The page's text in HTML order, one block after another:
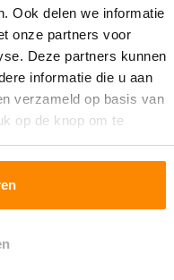
Ook delen we informatie
onze partners voor
Deze partners kunnen
informatie die u aan
verzameld op basis van
op de knop om te